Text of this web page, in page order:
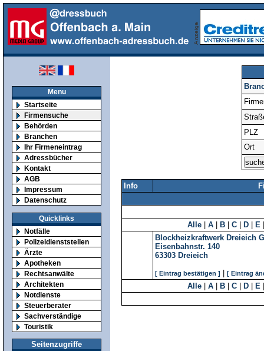
Menu
Startseite
Firmensuche
Behörden
Branchen
Ihr Firmeneintrag
Adressbücher
Kontakt
AGB
Impressum
Datenschutz
Quicklinks
Notfälle
Polizeidienststellen
Ärzte
Apotheken
Rechtsanwälte
Architekten
Notdienste
Steuerberater
Sachverständige
Touristik
Seitenzugriffe
PLZ
Ort
Info
Alle A B C D E
Blockheizkraftwerk Dreieich
Eisenbahnstr. 140
63303 Dreieich
[ Eintrag bestätigen ] [ Eintrag
Alle A B C D E